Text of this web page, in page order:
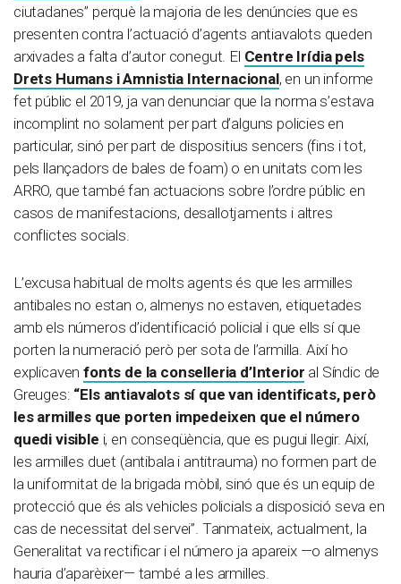
ciutadanes” perquè la majoria de les denúncies que es
presenten contra l’actuació d’agents antiavalots queden
arxivades a falta d’autor conegut. El Centre Irídia pels
Drets Humans i Amnistia Internacional, en un informe
fet públic el 2019, ja van denunciar que la norma s’estava
incomplint no solament per part d’alguns policies en
particular, sinó per part de dispositius sencers (fins i tot,
pels llançadors de bales de foam) o en unitats com les
ARRO, que també fan actuacions sobre l’ordre públic en
casos de manifestacions, desallotjaments i altres
conflictes socials.
L’excusa habitual de molts agents és que les armilles
antibales no estan o, almenys no estaven, etiquetades
amb els números d’identificació policial i que ells sí que
porten la numeració però per sota de l’armilla. Així ho
explicavenfonts de la conselleria d’Interior al Síndic de
Greuges: “Els antiavalots sí que van identificats, però
les armilles que porten impedeixen que el número
quedi visible i, en conseqüència, que es pugui llegir. Així,
les armilles duet (antibala i antitrauma) no formen part de
la uniformitat de la brigada mòbil, sinó que és un equip de
protecció que és als vehicles policials a disposició seva en
cas de necessitat del servei”. Tanmateix, actualment, la
Generalitat va rectificar i el número ja apareix —o almenys
hauria d’aparèixer— també a les armilles.